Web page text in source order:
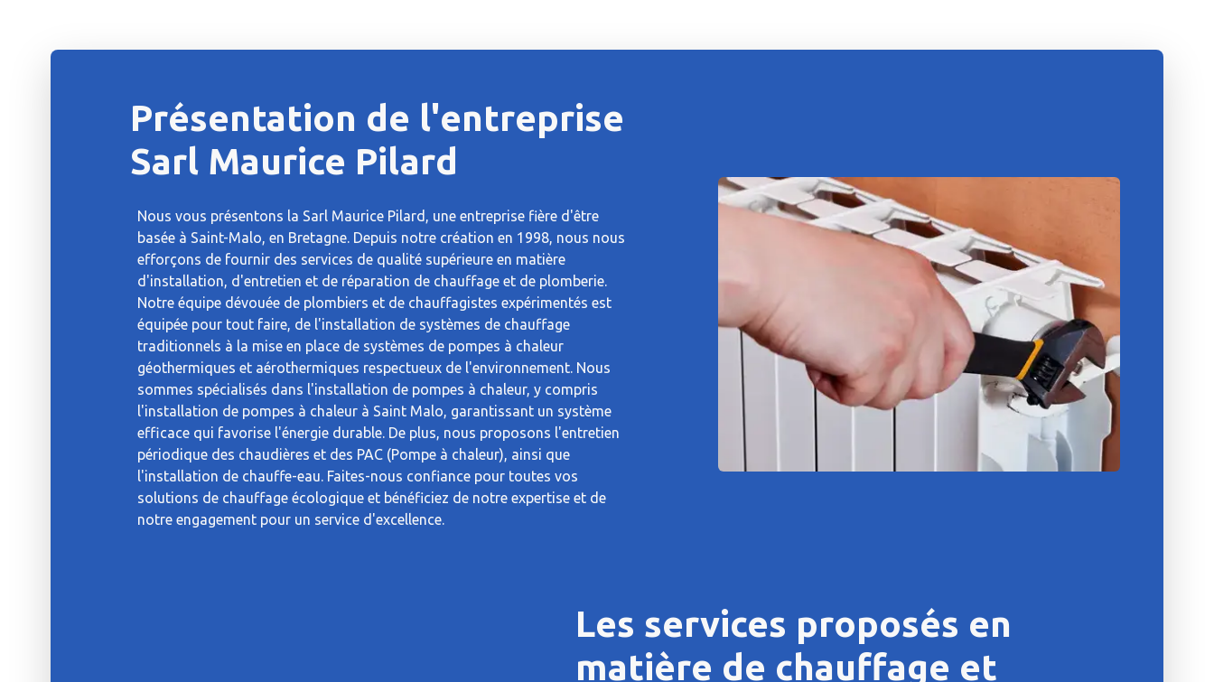
Présentation de l'entreprise
Sarl Maurice Pilard
Nous vous présentons la Sarl Maurice Pilard, une entreprise fière d'être
basée à Saint-Malo, en Bretagne. Depuis notre création en 1998, nous nous
efforçons de fournir des services de qualité supérieure en matière
d'installation, d'entretien et de réparation de chauffage et de plomberie.
Notre équipe dévouée de plombiers et de chauffagistes expérimentés est
équipée pour tout faire, de l'installation de systèmes de chauffage
traditionnels à la mise en place de systèmes de pompes à chaleur
géothermiques et aérothermiques respectueux de l'environnement. Nous
sommes spécialisés dans l'installation de pompes à chaleur, y compris
l'installation de pompes à chaleur à Saint Malo, garantissant un système
efficace qui favorise l'énergie durable. De plus, nous proposons l'entretien
périodique des chaudières et des PAC (Pompe à chaleur), ainsi que
l'installation de chauffe-eau. Faites-nous confiance pour toutes vos
solutions de chauffage écologique et bénéficiez de notre expertise et de
notre engagement pour un service d'excellence.
Les services proposés en
matière de chauffage et